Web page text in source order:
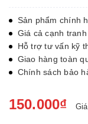
Sản phẩm chính
Giá cả cạnh
Hỗ trợ tư vấn kỹ
Giao hàng toàn
Chính sách bảo
150.000₫